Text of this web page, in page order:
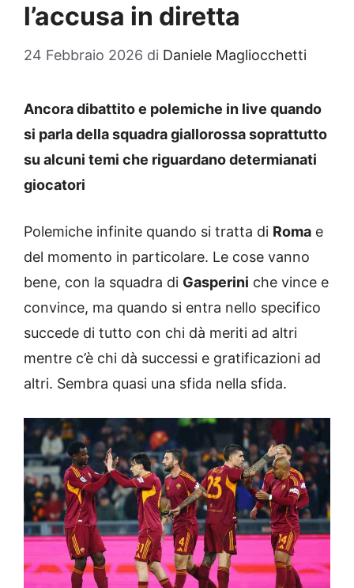
l’accusa in diretta
24 Febbraio 2026 di Daniele Magliocchetti
Ancora dibattito e polemiche in live quando
si parla della squadra giallorossa soprattutto
su alcuni temi che riguardano determianati
giocatori
Polemiche infinite quando si tratta di Roma e
del momento in particolare. Le cose vanno
bene, con la squadra di Gasperini che vince e
convince, ma quando si entra nello specifico
succede di tutto con chi dà meriti ad altri
mentre c’è chi dà successi e gratificazioni ad
altri. Sembra quasi una sfida nella sfida.